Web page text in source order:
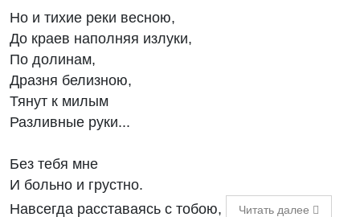
Но и тихие реки весною,
До краев наполняя излуки,
По долинам,
Дразня белизною,
Тянут к милым
Разливные руки...
Без тебя мне
И больно и грустно.
Навсегда расставаясь с тобою,
Читать далее